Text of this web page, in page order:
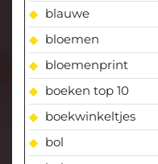
blauwe
bloemen
bloemenprint
boeken top 10
boekwinkeltjes
bol